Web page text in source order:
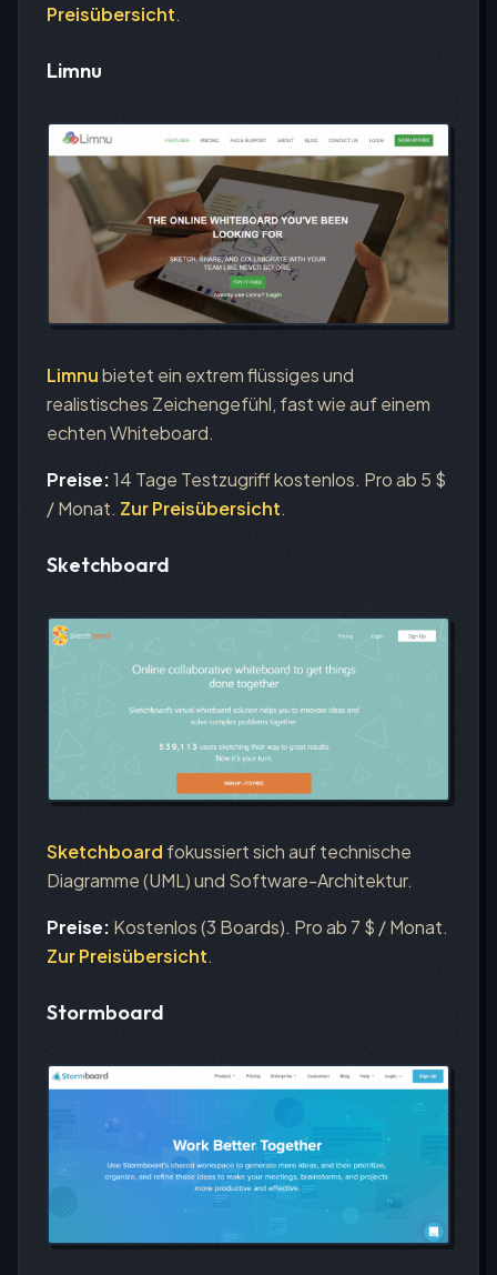
Preisübersicht.
Limnu
Limnubietet ein extrem flüssiges und
realistisches Zeichengefühl, fast wie auf einem
echten Whiteboard.
Preise:14 Tage Testzugriff kostenlos. Pro ab 5 $
/ Monat. Zur Preisübersicht.
Sketchboard
Sketchboard fokussiert sich auf technische
Diagramme (UML) und Software-Architektur.
Preise: Kostenlos (3 Boards). Pro ab 7 $ / Monat.
Zur Preisübersicht.
Stormboard